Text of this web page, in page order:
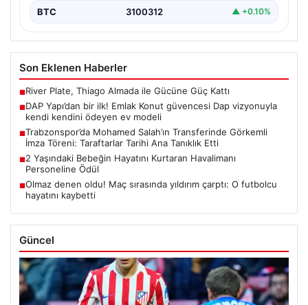
BTC 3100312 ▲ +0.10%
Son Eklenen Haberler
■River Plate, Thiago Almada ile Gücüne Güç Kattı
■DAP Yapı’dan bir ilk! Emlak Konut güvencesi Dap vizyonuyla
kendi kendini ödeyen ev modeli
■Trabzonspor’da Mohamed Salah’ın Transferinde Görkemli
İmza Töreni: Taraftarlar Tarihi Ana Tanıklık Etti
■2 Yaşındaki Bebeğin Hayatını Kurtaran Havalimanı
Personeline Ödül
■Olmaz denen oldu! Maç sırasında yıldırım çarptı: O futbolcu
hayatını kaybetti
Güncel